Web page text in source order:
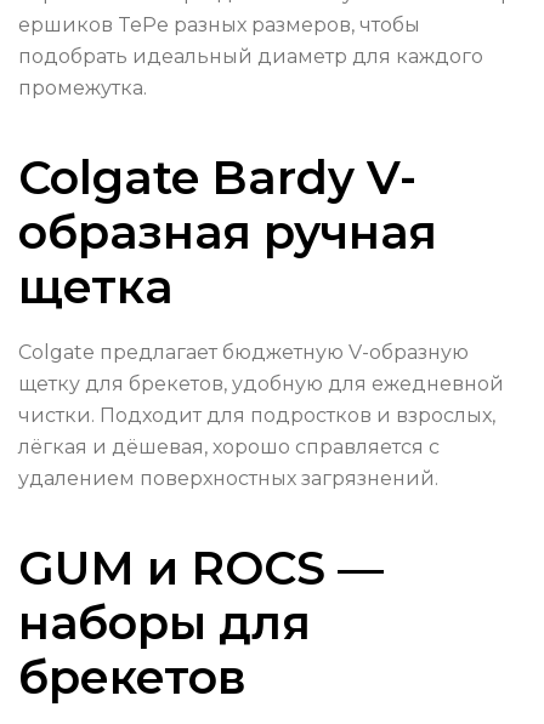
ершиков TePe разных размеров, чтобы
подобрать идеальный диаметр для каждого
промежутка.
Colgate Bardy V-
образная ручная
щетка
Colgate предлагает бюджетную V-образную
щетку для брекетов, удобную для ежедневной
чистки. Подходит для подростков и взрослых,
лёгкая и дёшевая, хорошо справляется с
удалением поверхностных загрязнений.
GUM и ROCS —
наборы для
брекетов